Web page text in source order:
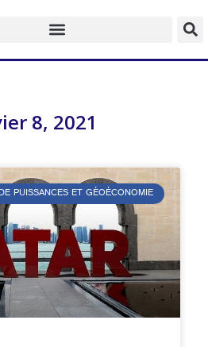
8, 2021
PUISSANCES ET GÉOÉCONOMIE